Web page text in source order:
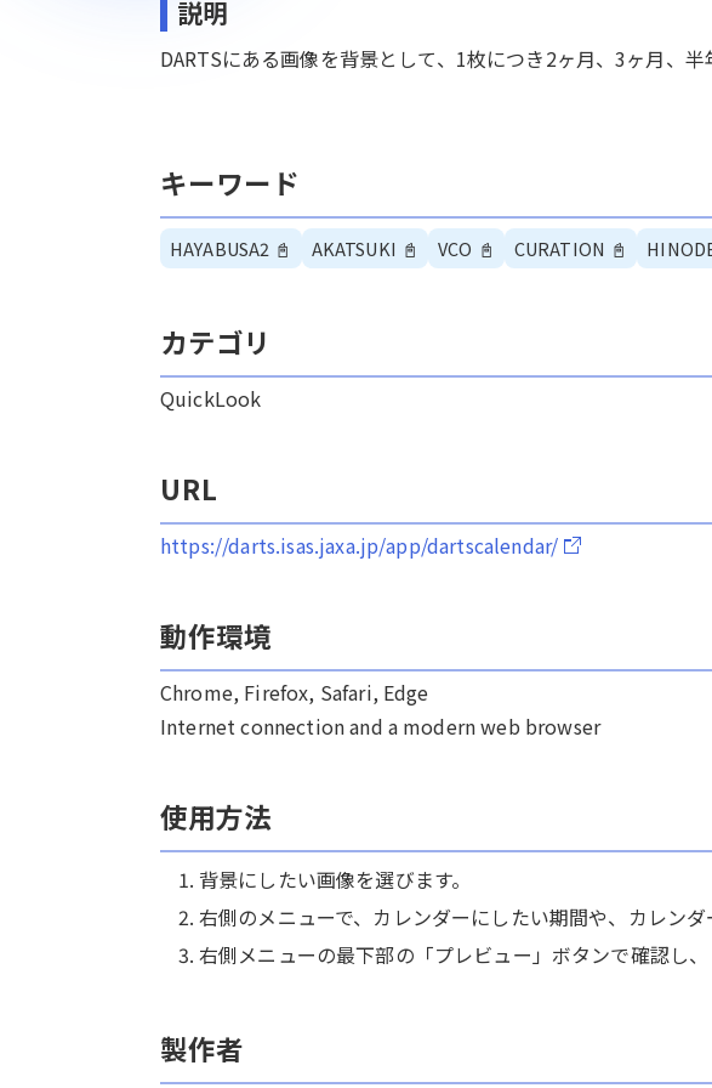
説明
DARTSにある画像を背景として、1枚につき2ヶ月、3ヶ月、
キーワード
HAYABUSA2 📓 AKATSUKI 📓 VCO 📓 CURATION 📓
カテゴリ
QuickLook
URL
https://darts.isas.jaxa.jp/app/dartscalendar/
動作環境
Chrome, Firefox, Safari, Edge
Internet connection and a modern web browser
使用方法
背景にしたい画像を選びます。
右側のメニューで、カレンダーにしたい期間や、カレン
右側メニューの最下部の「プレビュー」ボタンで確認し
製作者